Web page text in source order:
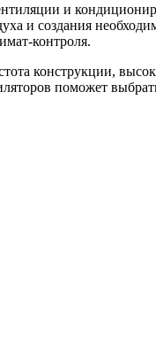
и
и создания
контроля.
конструкции,
поможет